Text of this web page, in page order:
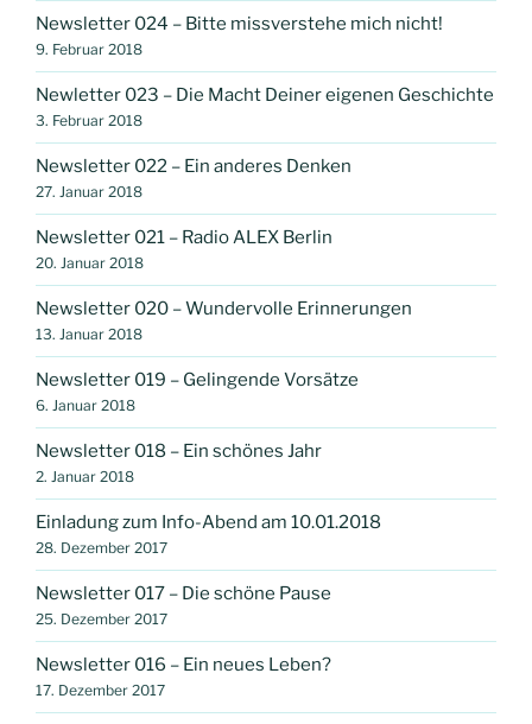
Newsletter 024 – Bitte missverstehe mich nicht!
9. Februar 2018
Newletter 023 – Die Macht Deiner eigenen Geschichte
3. Februar 2018
Newsletter 022 – Ein anderes Denken
27. Januar 2018
Newsletter 021 – Radio ALEX Berlin
20. Januar 2018
Newsletter 020 – Wundervolle Erinnerungen
13. Januar 2018
Newsletter 019 – Gelingende Vorsätze
6. Januar 2018
Newsletter 018 – Ein schönes Jahr
2. Januar 2018
Einladung zum Info-Abend am 10.01.2018
28. Dezember 2017
Newsletter 017 – Die schöne Pause
25. Dezember 2017
Newsletter 016 – Ein neues Leben?
17. Dezember 2017